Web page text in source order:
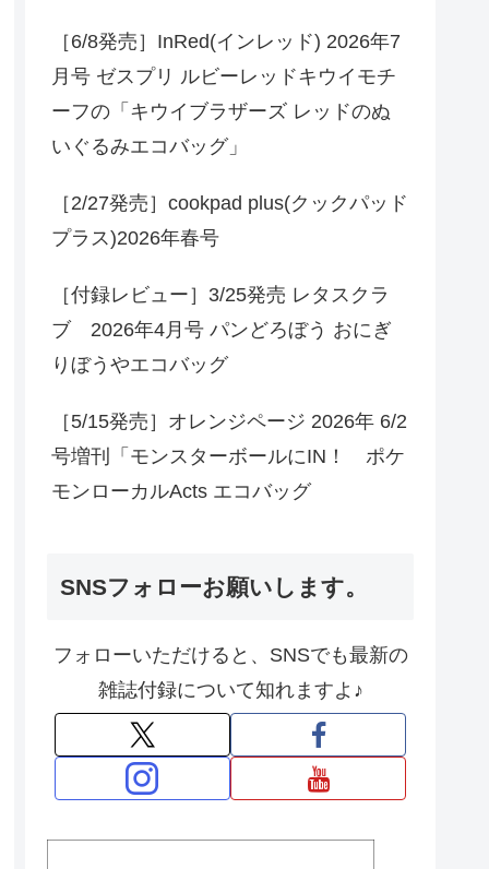
［6/8発売］InRed(インレッド) 2026年7
月号 ゼスプリ ルビーレッドキウイモチ
ーフの「キウイブラザーズ レッドのぬ
いぐるみエコバッグ」
［2/27発売］cookpad plus(クックパッド
プラス)2026年春号
［付録レビュー］3/25発売 レタスクラ
ブ 2026年4月号 パンどろぼう おにぎ
りぼうやエコバッグ
［5/15発売］オレンジページ 2026年 6/2
号増刊「モンスターボールにIN！ ポケ
モンローカルActs エコバッグ
SNSフォローお願いします。
フォローいただけると、SNSでも最新の
雑誌付録について知れますよ♪